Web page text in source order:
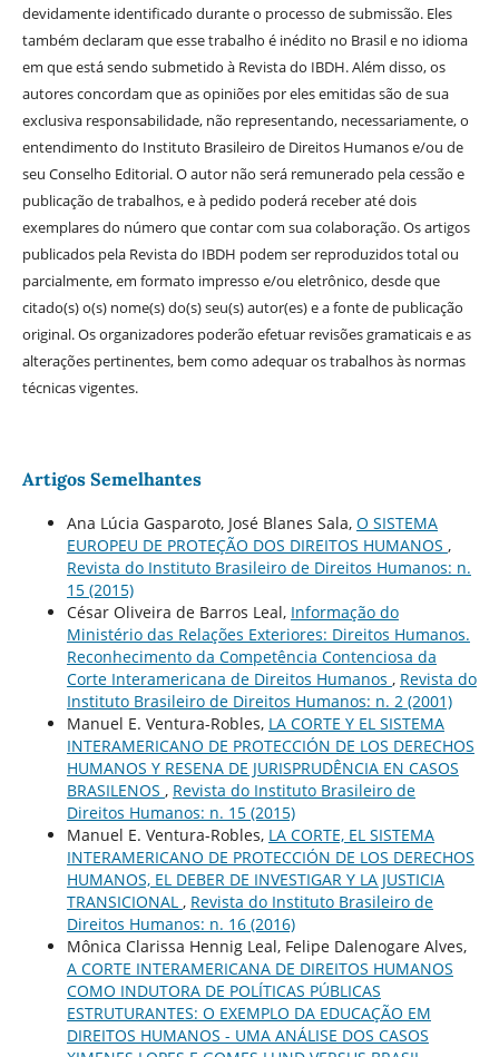
devidamente identificado durante o processo de submissão. Eles
também declaram que esse trabalho é inédito no Brasil e no idioma
em que está sendo submetido à Revista do IBDH. Além disso, os
autores concordam que as opiniões por eles emitidas são de sua
exclusiva responsabilidade, não representando, necessariamente, o
entendimento do Instituto Brasileiro de Direitos Humanos e/ou de
seu Conselho Editorial. O autor não será remunerado pela cessão e
publicação de trabalhos, e à pedido poderá receber até dois
exemplares do número que contar com sua colaboração. Os artigos
publicados pela Revista do IBDH podem ser reproduzidos total ou
parcialmente, em formato impresso e/ou eletrônico, desde que
citado(s) o(s) nome(s) do(s) seu(s) autor(es) e a fonte de publicação
original. Os organizadores poderão efetuar revisões gramaticais e as
alterações pertinentes, bem como adequar os trabalhos às normas
técnicas vigentes.
Artigos Semelhantes
Ana Lúcia Gasparoto, José Blanes Sala, O SISTEMA
EUROPEU DE PROTEÇÃO DOS DIREITOS HUMANOS ,
Revista do Instituto Brasileiro de Direitos Humanos: n.
15 (2015)
César Oliveira de Barros Leal, Informação do
Ministério das Relações Exteriores: Direitos Humanos.
Reconhecimento da Competência Contenciosa da
Corte Interamericana de Direitos Humanos , Revista do
Instituto Brasileiro de Direitos Humanos: n. 2 (2001)
Manuel E. Ventura-Robles, LA CORTE Y EL SISTEMA
INTERAMERICANO DE PROTECCIÓN DE LOS DERECHOS
HUMANOS Y RESENA DE JURISPRUDÊNCIA EN CASOS
BRASILENOS , Revista do Instituto Brasileiro de
Direitos Humanos: n. 15 (2015)
Manuel E. Ventura-Robles, LA CORTE, EL SISTEMA
INTERAMERICANO DE PROTECCIÓN DE LOS DERECHOS
HUMANOS, EL DEBER DE INVESTIGAR Y LA JUSTICIA
TRANSICIONAL , Revista do Instituto Brasileiro de
Direitos Humanos: n. 16 (2016)
Mônica Clarissa Hennig Leal, Felipe Dalenogare Alves,
A CORTE INTERAMERICANA DE DIREITOS HUMANOS
COMO INDUTORA DE POLÍTICAS PÚBLICAS
ESTRUTURANTES: O EXEMPLO DA EDUCAÇÃO EM
DIREITOS HUMANOS - UMA ANÁLISE DOS CASOS